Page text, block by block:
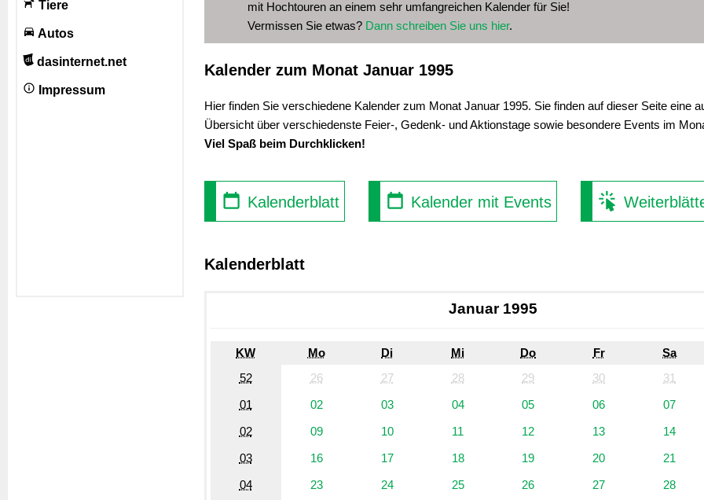
Tiere
Autos
dasinternet.net
Impressum
mit Hochtouren an einem sehr umfangreichen Kalender für Sie!
Vermissen Sie etwas? Dann schreiben Sie uns hier.
Kalender zum Monat Januar 1995
Hier finden Sie verschiedene Kalender zum Monat Januar 1995. Sie finden auf dieser Seite eine
Übersicht über verschiedenste Feier-, Gedenk- und Aktionstage sowie besondere Events im
Viel Spaß beim Durchklicken!
Kalenderblatt Kalender mit Events
Kalenderblatt
Januar 1995
KW Mo Di Mi Do Fr
Sa
52
26 27 28 29 30
31
01
02 03 04 05 06
07
02
09 10 11 12 13
14
03
16 17 18 19 20
21
04
23 24 25 26 27
28